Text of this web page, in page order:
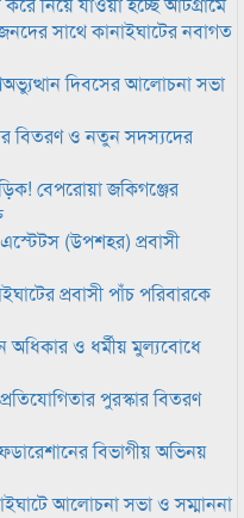
সাথে কানাইঘাটের নবাগত
দিবসের আলোচনা সভা
বিতরণ ও নতুন সদস্যদের
বেপরোয়া জকিগঞ্জের
(উপশহর) প্রবাসী
প্রবাসী পাঁচ পরিবারকে
অধিকার ও ধর্মীয় মুল্যবোধে
প্রতিযোগিতার পুরস্কার বিতরণ
বিভাগীয় অভিনয়
আলোচনা সভা ও সম্মাননা